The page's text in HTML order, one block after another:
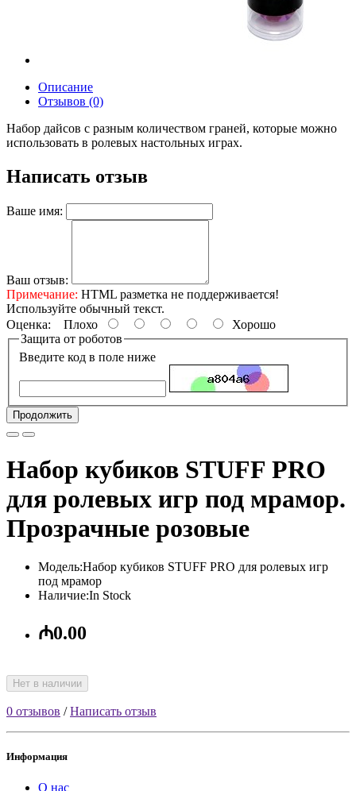
Описание
Отзывов (0)
Набор дайсов с разным количеством граней, которые можно
использовать в ролевых настольных играх.
Написать отзыв
Ваше имя:
Ваш отзыв:
Примечание: HTML разметка не поддерживается!
Используйте обычный текст.
Оценка: Плохо
Хорошо
Защита от роботов
Введите код в поле ниже
Продолжить
Набор кубиков STUFF PRO
для ролевых игр под мрамор.
Прозрачные розовые
Модель:Набор кубиков STUFF PRO для ролевых игр
под мрамор
Наличие:In Stock
₼0.00
Нет в наличии
0 отзывов /Написать отзыв
Информация
О нас